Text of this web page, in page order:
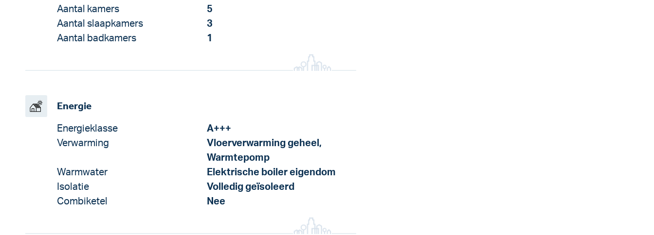
Aantal kamers
5
Aantal slaapkamers
3
Aantal badkamers
1
Energie
Energieklasse
A+++
Verwarming
Vloerverwarming geheel,
Warmtepomp
Warmwater
Elektrische boiler eigendom
Isolatie
Volledig geïsoleerd
Combiketel
Nee